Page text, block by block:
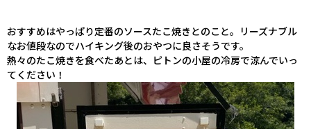
おすすめはやっぱり定番のソースたこ焼きとのこと。リーズナブル
なお値段なのでハイキング後のおやつに良さそうです。
熱々のたこ焼きを食べたあとは、ピトンの小屋の冷房で涼んでいっ
てください！